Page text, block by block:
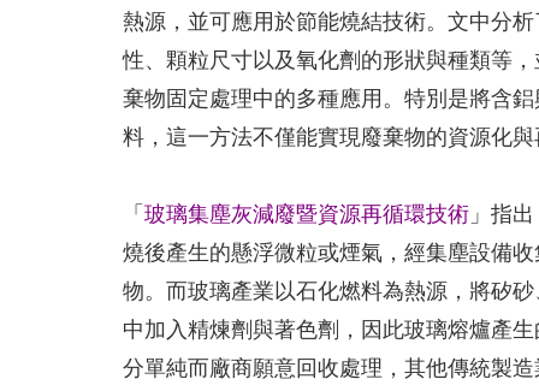
熱源，並可應用於節能燒結技術。文中分
性、顆粒尺寸以及氧化劑的形狀與種類等
棄物固定處理中的多種應用。特別是將含
料，這一方法不僅能實現廢棄物的資源化
「玻璃集塵灰減廢暨資源再循環技術 」指
燒後產生的懸浮微粒或煙氣，經集塵設備
物。而玻璃產業以石化燃料為熱源，將矽
中加入精煉劑與著色劑，因此玻璃熔爐產
分單純而廠商願意回收處理，其他傳統製